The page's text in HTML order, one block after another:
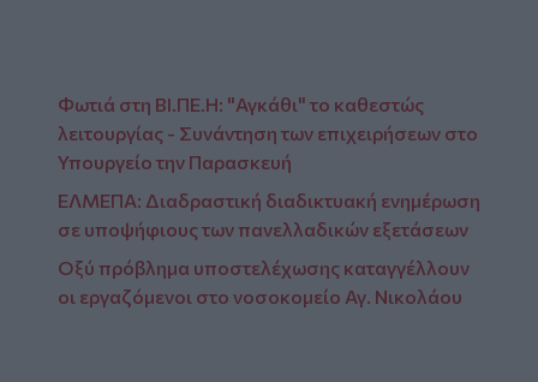
Φωτιά στη ΒΙ.ΠΕ.Η: "Αγκάθι" το καθεστώς
λειτουργίας - Συνάντηση των επιχειρήσεων στο
Υπουργείο την Παρασκευή
ΕΛΜΕΠΑ: Διαδραστική διαδικτυακή ενημέρωση
σε υποψήφιους των πανελλαδικών εξετάσεων
Οξύ πρόβλημα υποστελέχωσης καταγγέλλουν
οι εργαζόμενοι στο νοσοκομείο Αγ. Νικολάου